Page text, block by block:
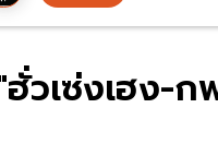
วเซ่งเฮง